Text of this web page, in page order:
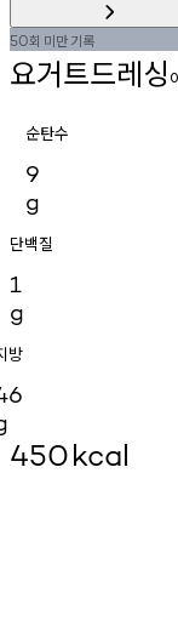
50회 미만기록
요거트드레싱
순탄수
9
g
단백질
1
g
방
450kcal